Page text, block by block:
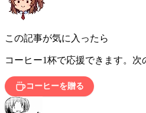
この記事が気に入ったら
コーヒー1杯で応援できます。次
コーヒーを贈る